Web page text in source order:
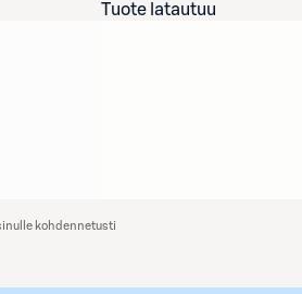
Tuote latautuu
kohdennetusti